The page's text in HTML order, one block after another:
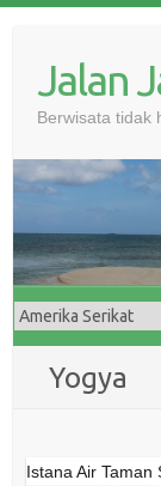
Jalan
Berwisata tidak
Yogya
Istana Air Taman